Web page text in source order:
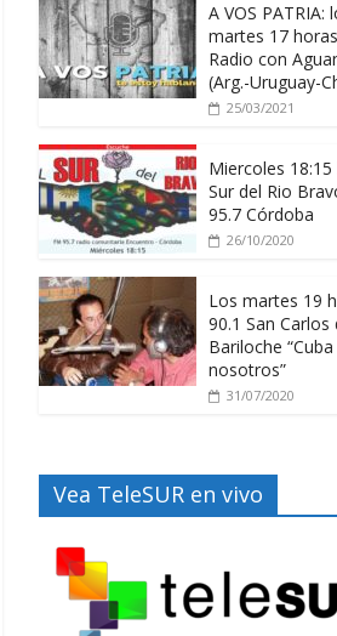
A VOS PATRIA:
martes 17
Radio con
(Arg.-Uruguay-
25/03/2021
Miercoles 18:15
Sur del Rio
95.7 Córdoba
26/10/2020
Los martes 19
90.1 San Carlos
Bariloche
nosotros”
31/07/2020
Vea TeleSUR en vivo